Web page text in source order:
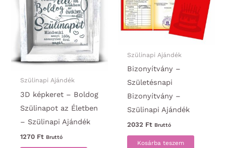
Szülinapi Ajándék
3D képkeret – Boldog
Szülinapot az Életben
– Szülinapi Ajándék
1270 Ft Bruttó
Szülinapi Ajándék
Bizonyítvány –
Születésnapi
Bizonyítvány –
Szülinapi Ajándék
2032 Ft Bruttó
Kosárba teszem